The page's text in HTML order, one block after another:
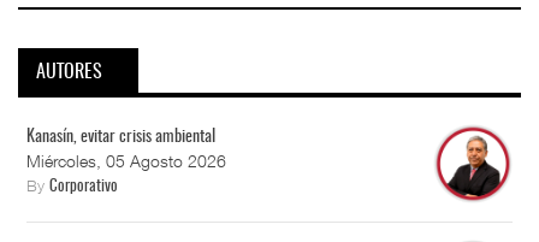
AUTORES
Kanasín, evitar crisis ambiental
Miércoles, 05 Agosto 2026
By Corporativo